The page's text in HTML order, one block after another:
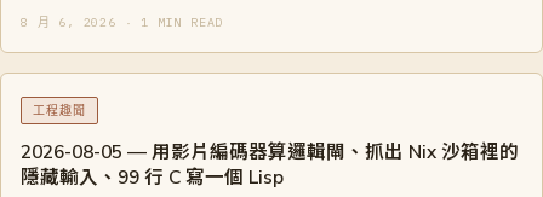
8 月 6, 2026 · 1 MIN READ
工程趣聞
2026-08-05 — 用影片編碼器算邏輯閘、抓出 Nix 沙箱裡的
隱藏輸入、99 行 C 寫一個 Lisp